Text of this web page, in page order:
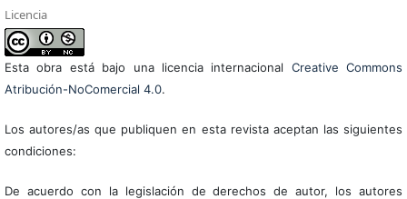
Licencia
Esta obra está bajo una licencia internacional Creative Commons
Atribución-NoComercial 4.0.
Los autores/as que publiquen en esta revista aceptan las siguientes
condiciones:
De acuerdo con la legislación de derechos de autor, los autores